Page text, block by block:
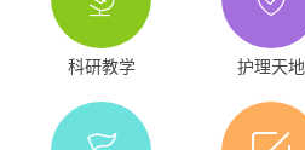
科研教学 护理天地